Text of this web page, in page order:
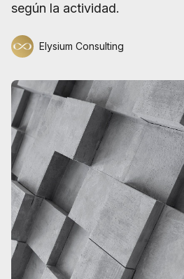
según la actividad.
Elysium Consulting